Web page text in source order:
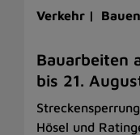
Verkehr | Bauen
Bauarbeiten
bis 21.
Hösel und